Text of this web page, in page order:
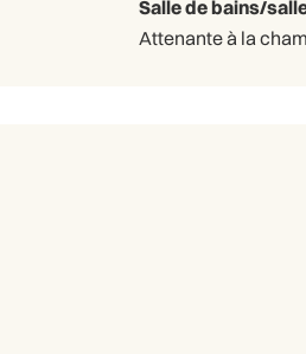
Salle de bains/
Attenante à la